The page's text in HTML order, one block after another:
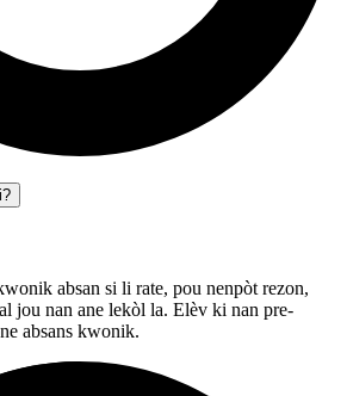
absan si li rate, pou nenpòt rezon,
jou nan ane lekòl la. Elèv ki nan pre-
absans kwonik.